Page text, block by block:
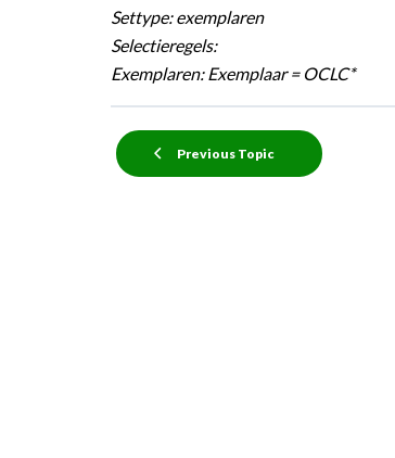
Settype: exemplaren
Selectieregels:
Exemplaren: Exemplaar = OCLC*
Previous Topic